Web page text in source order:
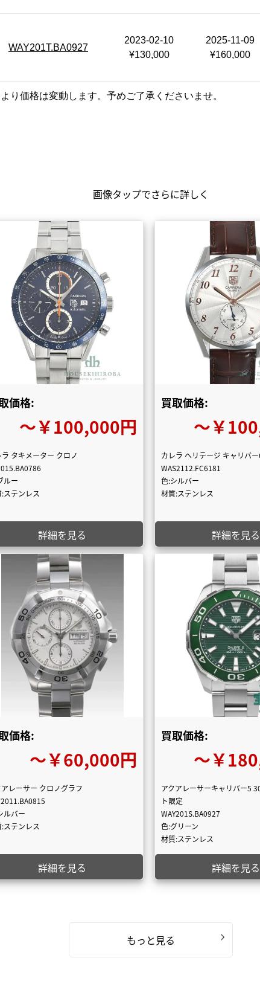
WAY201T.BA0927
2023-02-10
¥130,000
2025-11-09
¥160,000
価格は変動します。予めご了承くださいませ。
画像タップでさらに詳しく
価格:
〜￥100,000円
ラ タキメーター クロノ
ルー
ステンレス
詳細を見る
買取価格:
〜￥
カレラ ヘリテージ キャリバー
WAS2112.FC6181
色:シルバー
材質:ステンレス
詳細を見る
価格:
〜￥60,000円
アレーサー クロノグラフ
ルバー
ステンレス
詳細を見る
買取価格:
〜￥
アクアレーサーキャリバー5
ト限定
WAY201S.BA0927
色:グリーン
材質:ステンレス
詳細を見る
もっと見る